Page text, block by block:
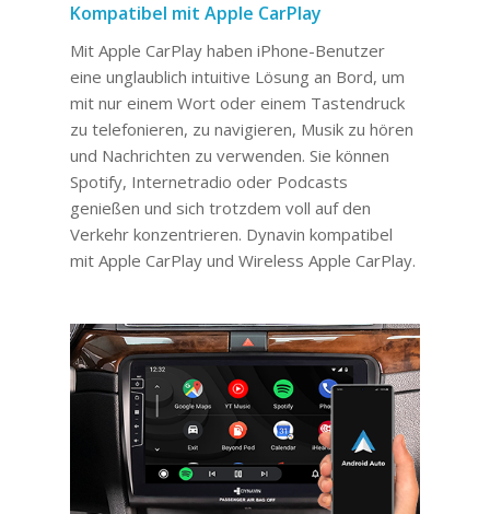
Kompatibel mit Apple CarPlay
Mit Apple CarPlay haben iPhone-Benutzer
eine unglaublich intuitive Lösung an Bord, um
mit nur einem Wort oder einem Tastendruck
zu telefonieren, zu navigieren, Musik zu hören
und Nachrichten zu verwenden. Sie können
Spotify, Internetradio oder Podcasts
genießen und sich trotzdem voll auf den
Verkehr konzentrieren. Dynavin kompatibel
mit Apple CarPlay und Wireless Apple CarPlay.